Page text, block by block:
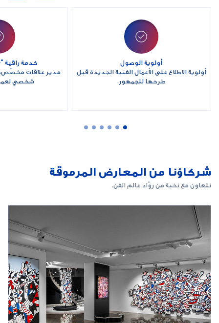
أولوية الوصول
أولوية الاطلاع على الأعمال الفنية الجديدة قبل
طرحها للجمهور.
خدمة راقية "White-Glove"
مدير علاقات
شخصي
شركاؤنا من المعارض المرموقة
نتعاون مع نخبة من روّاد عالم الفن.